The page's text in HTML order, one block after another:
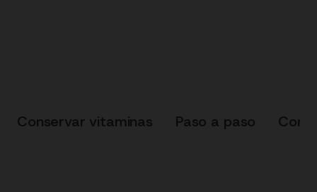
Conservar vitaminas Paso a paso